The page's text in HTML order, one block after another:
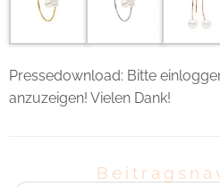
Pressedownload: Bitte
anzuzeigen! Vielen Dank!